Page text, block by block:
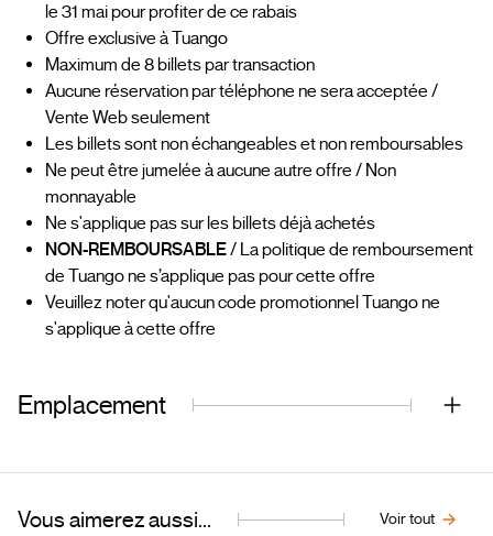
le 31 mai pour profiter de ce rabais
Offre exclusive à Tuango
Maximum de 8 billets par transaction
Aucune réservation par téléphone ne sera acceptée /
Vente Web seulement
Les billets sont non échangeables et non remboursables
Ne peut être jumelée à aucune autre offre / Non
monnayable
Ne s'applique pas sur les billets déjà achetés
NON-REMBOURSABLE/ La politique de remboursement
de Tuango ne s’applique pas pour cette offre
Veuillez noter qu'aucun code promotionnel Tuango ne
s'applique à cette offre
Emplacement
Vous aimerez aussi... Voir tout